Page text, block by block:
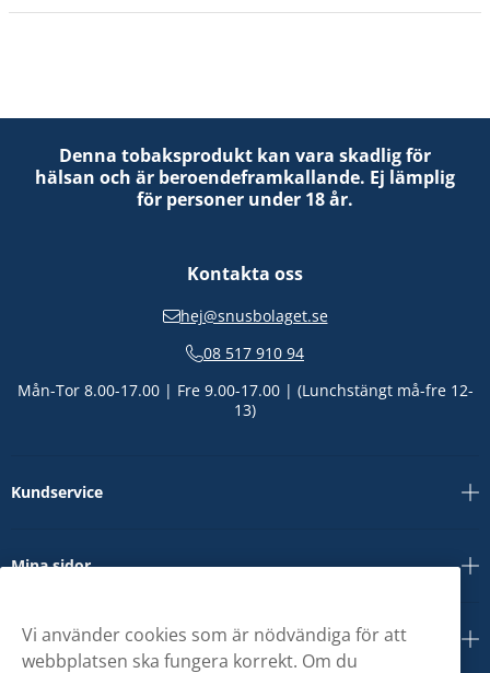
Denna tobaksprodukt kan vara skadlig för
hälsan och är beroendeframkallande. Ej lämplig
för personer under 18 år.
Kontakta oss
hej@snusbolaget.se
08 517 910 94
Mån-Tor 8.00-17.00 | Fre 9.00-17.00 | (Lunchstängt må-fre 12-
13)
Kundservice
Mina sidor
Om oss
Vi använder cookies som är nödvändiga för att
webbplatsen ska fungera korrekt. Om du